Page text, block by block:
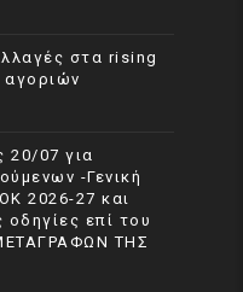
στα rising
αγοριών
07 για
-Γενική
2026-27 και
οδηγίες επί του
ΤΗΣ